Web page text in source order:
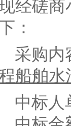
经磋商
：
采购内
船舶水
中标人